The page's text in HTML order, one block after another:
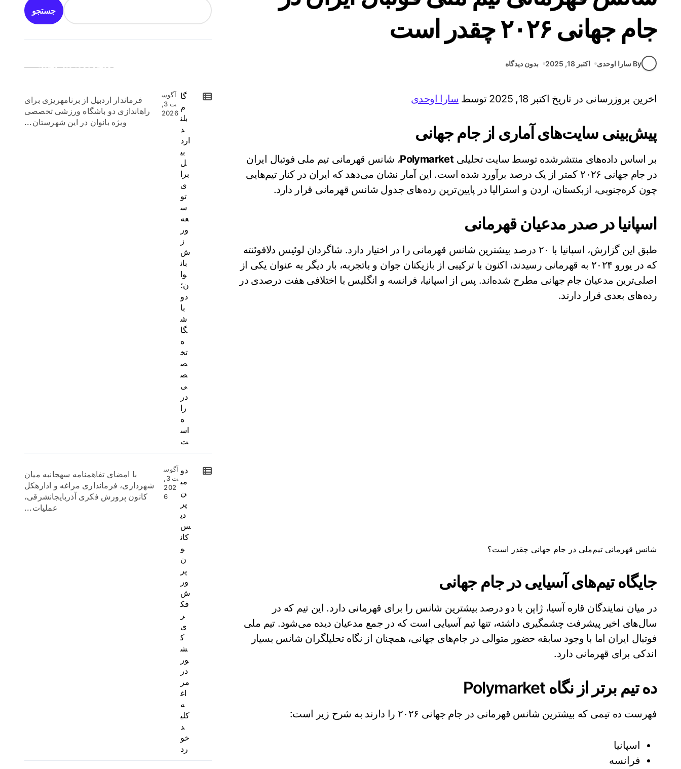
جام جهانی ۲۰۲۶ چقدر است
By سارا اوحدی اکتبر 18, 2025 بدون دیدگاه
اخرین بروزرسانی در تاریخ اکتبر 18, 2025 توسط سارا اوحدی
پیش‌بینی سایت‌های آماری از جام جهانی
بر اساس داده‌های منتشرشده توسط سایت تحلیلی Polymarket، شانس قهرمانی تیم ملی فوتبال ایران
در جام جهانی ۲۰۲۶ کمتر از یک درصد برآورد شده است. این آمار نشان می‌دهد که ایران در کنار تیم‌هایی
چون کره‌جنوبی، ازبکستان، اردن و استرالیا در پایین‌ترین رده‌های جدول شانس قهرمانی قرار دارد.
اسپانیا در صدر مدعیان قهرمانی
طبق این گزارش، اسپانیا با ۲۰ درصد بیشترین شانس قهرمانی را در اختیار دارد. شاگردان لوئیس دلافوئنته
که در یورو ۲۰۲۴ به قهرمانی رسیدند، اکنون با ترکیبی از بازیکنان جوان و باتجربه، بار دیگر به عنوان یکی از
اصلی‌ترین مدعیان جام جهانی مطرح شده‌اند. پس از اسپانیا، فرانسه و انگلیس با اختلافی هفت درصدی در
رده‌های بعدی قرار دارند.
شانس قهرمانی تیم‌ملی در جام جهانی چقدر است؟
جایگاه تیم‌های آسیایی در جام جهانی
در میان نمایندگان قاره آسیا، ژاپن با دو درصد بیشترین شانس را برای قهرمانی دارد. این تیم که در
سال‌های اخیر پیشرفت چشمگیری داشته، تنها تیم آسیایی است که در جمع مدعیان دیده می‌شود. تیم ملی
فوتبال ایران اما با وجود سابقه حضور متوالی در جام‌های جهانی، همچنان از نگاه تحلیلگران شانس بسیار
اندکی برای قهرمانی دارد.
ده تیم برتر از نگاه Polymarket
فهرست ده تیمی که بیشترین شانس قهرمانی در جام جهانی ۲۰۲۶ را دارند به شرح زیر است:
اسپانیا
فرانسه
جستجو
جدیدترین اخبار:
گا
م
بلن
د
ارد
بی
ل
برا
ی
تو
س
عه
ور
ز
ش
بان
وا
ن؛
دو
با
ش
گا
ه
تخ
ص
ص
ی
در
را
ه
اس
ت
آگوس
ت 3,
2026
فرماندار اردبیل از برنامهریزی برای
راهاندازی دو باشگاه ورزشی تخصصی
ویژه بانوان در این شهرستان...
دو
می
ن
پر
دی
س
کان
و
ن
پر
ور
ش
فک
ر
ی
ک
ش
ور
در
مر
اغ
ه
کلی
د
خو
رد
آگوس
ت 3,
202
6
با امضای تفاهمنامه سهجانبه میان
شهرداری، فرمانداری مراغه و ادارهکل
کانون پرورش فکری آذربایجانشرقی،
عملیات...